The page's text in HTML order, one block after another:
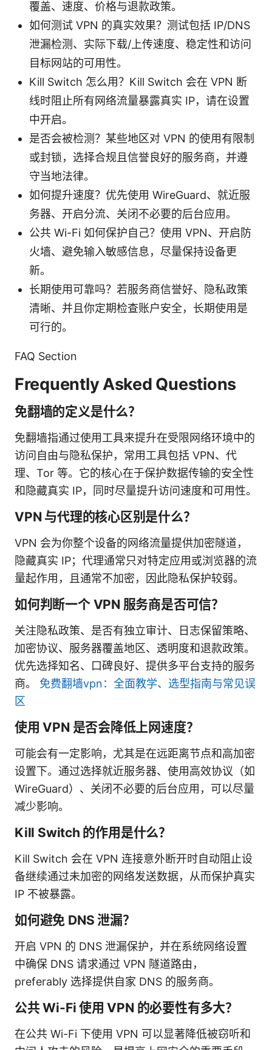
覆盖、速度、价格与退款政策。
如何测试 VPN 的真实效果？测试包括 IP/DNS
泄漏检测、实际下载/上传速度、稳定性和访问
目标网站的可用性。
Kill Switch 怎么用？Kill Switch 会在 VPN 断
线时阻止所有网络流量暴露真实 IP，请在设置
中开启。
是否会被检测？某些地区对 VPN 的使用有限制
或封锁，选择合规且信誉良好的服务商，并遵
守当地法律。
如何提升速度？优先使用 WireGuard、就近服
务器、开启分流、关闭不必要的后台应用。
公共 Wi-Fi 如何保护自己？使用 VPN、开启防
火墙、避免输入敏感信息，尽量保持设备更
新。
长期使用可靠吗？若服务商信誉好、隐私政策
清晰、并且你定期检查账户安全，长期使用是
可行的。
FAQ Section
Frequently Asked Questions
免翻墙的定义是什么？
免翻墙指通过使用工具来提升在受限网络环境中的
访问自由与隐私保护，常用工具包括 VPN、代
理、Tor 等。它的核心在于保护数据传输的安全性
和隐藏真实 IP，同时尽量提升访问速度和可用性。
VPN 与代理的核心区别是什么？
VPN 会为你整个设备的网络流量提供加密隧道，
隐藏真实 IP；代理通常只对特定应用或浏览器的流
量起作用，且通常不加密，因此隐私保护较弱。
如何判断一个 VPN 服务商是否可信？
关注隐私政策、是否有独立审计、日志保留策略、
加密协议、服务器覆盖地区、透明度和退款政策。
优先选择知名、口碑良好、提供多平台支持的服务
商。 免费翻墙vpn：全面教学、选型指南与常见误
区
使用 VPN 是否会降低上网速度？
可能会有一定影响，尤其是在远距离节点和高加密
设置下。通过选择就近服务器、使用高效协议（如
WireGuard）、关闭不必要的后台应用，可以尽量
减少影响。
Kill Switch 的作用是什么？
Kill Switch 会在 VPN 连接意外断开时自动阻止设
备继续通过未加密的网络发送数据，从而保护真实
IP 不被暴露。
如何避免 DNS 泄漏？
开启 VPN 的 DNS 泄漏保护，并在系统网络设置
中确保 DNS 请求通过 VPN 隧道路由，
preferably 选择提供自家 DNS 的服务商。
公共 Wi-Fi 使用 VPN 的必要性有多大？
在公共 Wi-Fi 下使用 VPN 可以显著降低被窃听和